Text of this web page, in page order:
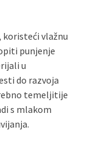
vlažnu
punjenje
u
do razvoja
temeljitije
s mlakom